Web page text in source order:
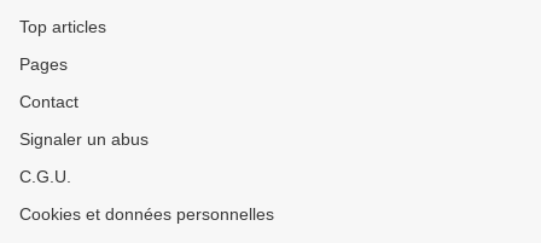
Top articles
Pages
Contact
Signaler un abus
C.G.U.
Cookies et données personnelles